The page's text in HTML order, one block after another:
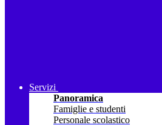
Servizi
Panoramica
Famiglie e studenti
Personale scolastico